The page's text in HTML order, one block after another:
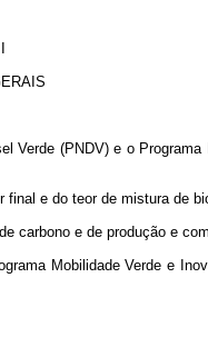
(PNDV) e o
e do teor de mistura de
carbono e de produção e
Mobilidade Verde e